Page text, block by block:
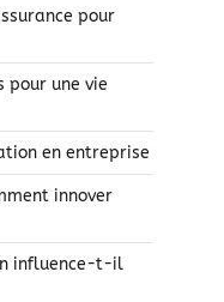
pour
pour une vie
en entreprise
innover
influence-t-il